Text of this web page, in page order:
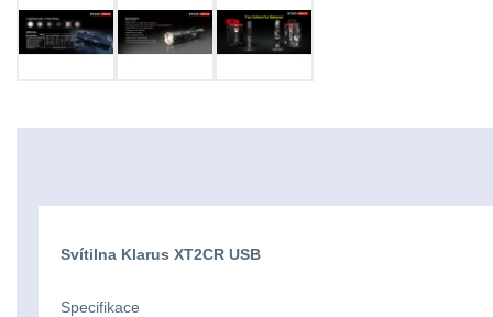
Svítilna Klarus XT2CR USB
Specifikace